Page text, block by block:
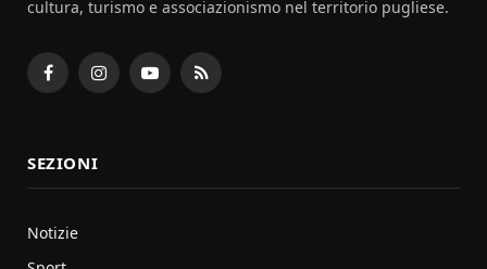
cultura, turismo e associazionismo nel territorio pugliese.
FacebookInstagramYouTubeRSS
SEZIONI
Notizie